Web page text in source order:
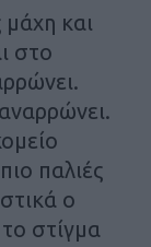
και
στο
παλιές
ο
στίγμα